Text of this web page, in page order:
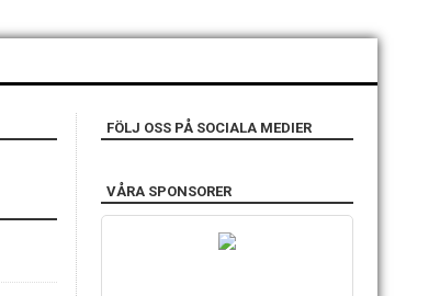
FÖLJ OSS PÅ SOCIALA MEDIER
VÅRA SPONSORER